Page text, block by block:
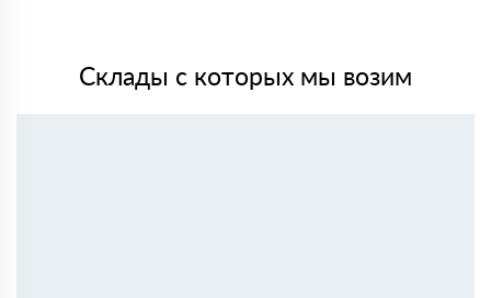
Склады с которых мы возим